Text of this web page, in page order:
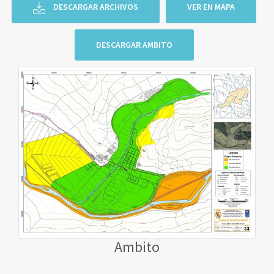
DESCARGAR ARCHIVOS VER EN MAPA
DESCARGAR AMBITO
Ambito